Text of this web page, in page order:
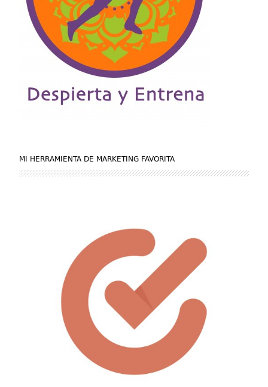
MI HERRAMIENTA DE MARKETING FAVORITA